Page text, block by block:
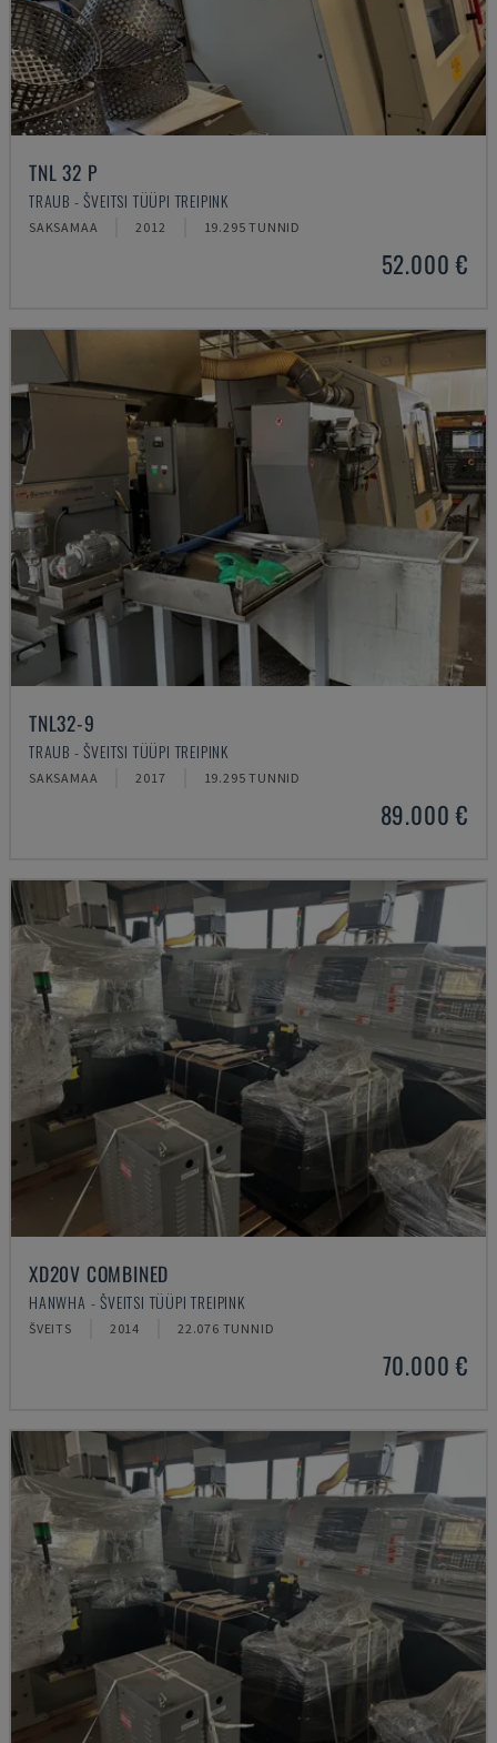
TNL 32 P
TRAUB - ŠVEITSI TÜÜPI TREIPINK
SAKSAMAA 2012 19.295 TUNNID
52.000 €
TNL32-9
TRAUB - ŠVEITSI TÜÜPI TREIPINK
SAKSAMAA 2017 19.295 TUNNID
89.000 €
XD20V COMBINED
HANWHA - ŠVEITSI TÜÜPI TREIPINK
ŠVEITS 2014 22.076 TUNNID
70.000 €